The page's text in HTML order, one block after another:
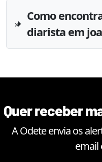
Como
diarista em
Quer receber
A Odete envia os
email